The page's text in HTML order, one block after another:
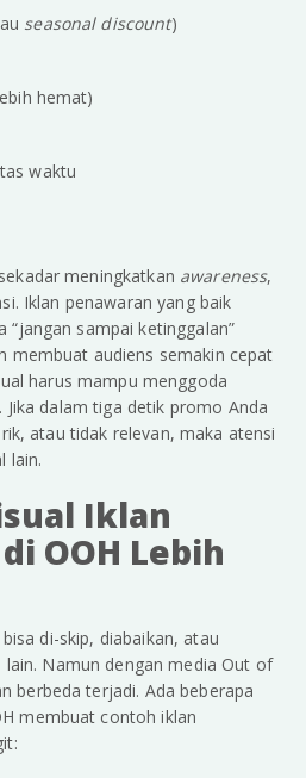
seasonal discount)
hemat)
waktu
meningkatkan awareness,
Iklan penawaran yang baik
sampai ketinggalan”
membuat audiens semakin cepat
harus mampu menggoda
dalam tiga detik promo Anda
atau tidak relevan, maka atensi
lain.
Iklan
OOH Lebih
di-skip, diabaikan, atau
Namun dengan media Out of
berbeda terjadi. Ada beberapa
membuat contoh iklan